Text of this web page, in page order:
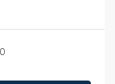
0